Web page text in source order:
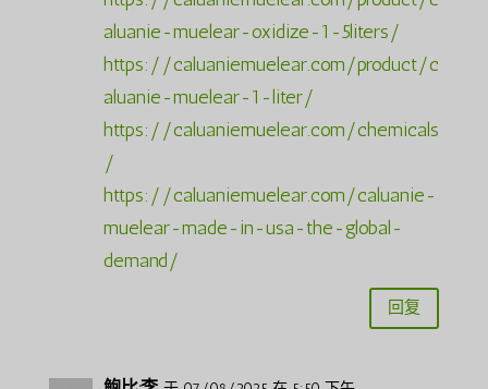
aluanie-muelear-oxidize-1-5liters/
https://caluaniemuelear.com/product/c
aluanie-muelear-1-liter/
https://caluaniemuelear.com/chemicals
/
https://caluaniemuelear.com/caluanie-
muelear-made-in-usa-the-global-
demand/
回复